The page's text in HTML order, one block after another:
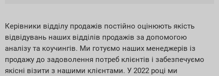
Керівники відділу продажів постійно оцінюють якість
відвідувань наших відділів продажів за допомогою
аналізу та коучингів. Ми готуємо наших менеджерів із
продажу до задоволення потреб клієнтів і забезпечуємо
якісні візити з нашими клієнтами. У 2022 році ми